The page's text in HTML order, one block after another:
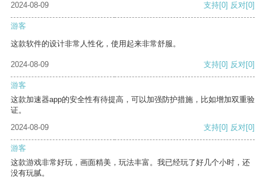
2024-08-09
支持[0] 反对[0]
游客
这款软件的设计非常人性化，使用起来非常舒服。
2024-08-09 支持[0] 反对[0]
游客
这款加速器app的安全性有待提高，可以加强防护措施，比如增加双重验
证。
2024-08-09
支持[0] 反对[0]
游客
这款游戏非常好玩，画面精美，玩法丰富。我已经玩了好几个小时，还
没有玩腻。